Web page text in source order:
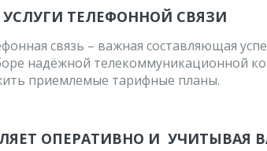
ТЕЛЕФОННОЙ СВЯЗИ
связь – важная составляющая
надёжной телекоммуникационной
приемлемые тарифные планы.
ОПЕРАТИВНО И